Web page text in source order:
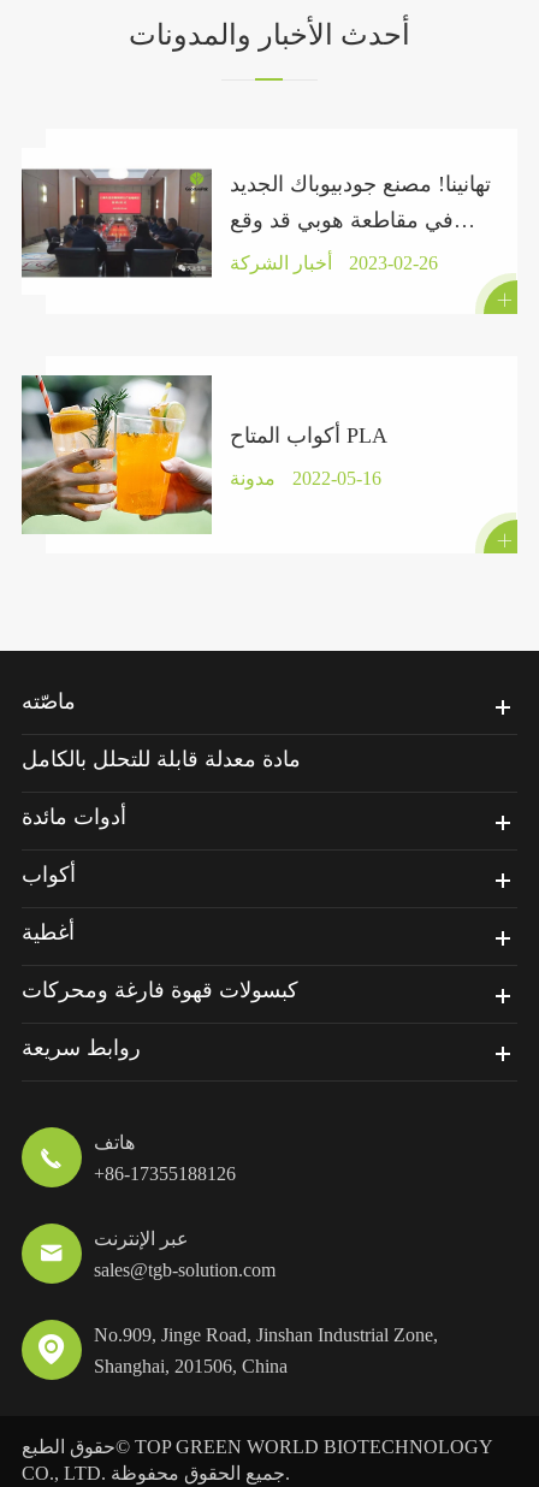
أحدث الأخبار والمدونات
تهانينا! مصنع جودبيوباك الجديد
في مقاطعة هوبي قد وقع
عقدًا رسميًا.أخبار الشركة 2023-02-26

أكواب المتاح PLA
مدونة 2022-05-16

ماصّته
مادة معدلة قابلة للتحلل بالكامل
أدوات مائدة
أكواب
أغطية
كبسولات قهوة فارغة ومحركات
روابط سريعة

هاتف
+86-17355188126

عبر الإنترنت
sales@tgb-solution.com

No.909, Jinge Road, Jinshan Industrial Zone,
Shanghai, 201506, China
حقوق الطبع© TOP GREEN WORLD BIOTECHNOLOGY
CO., LTD.
جميع الحقوق محفوظة.